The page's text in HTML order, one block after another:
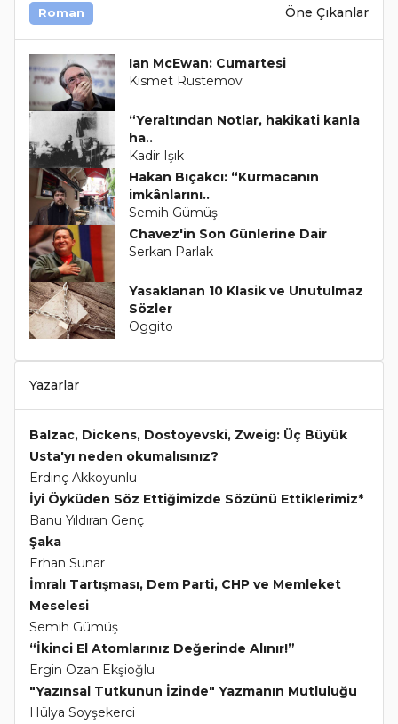
Roman Öne Çıkanlar
Ian McEwan: Cumartesi
Kısmet Rüstemov
“Yeraltından Notlar, hakikati kanla
ha..
Kadir Işık
Hakan Bıçakcı: “Kurmacanın
imkânlarını..
Semih Gümüş
Chavez'in Son Günlerine Dair
Serkan Parlak
Yasaklanan 10 Klasik ve Unutulmaz
Sözler
Oggito
Yazarlar
Balzac, Dickens, Dostoyevski, Zweig: Üç Büyük
Usta'yı neden okumalısınız?
Erdinç Akkoyunlu
İyi Öyküden Söz Ettiğimizde Sözünü Ettiklerimiz*
Banu Yıldıran Genç
Şaka
Erhan Sunar
İmralı Tartışması, Dem Parti, CHP ve Memleket
Meselesi
Semih Gümüş
“İkinci El Atomlarınız Değerinde Alınır!”
Ergin Ozan Ekşioğlu
"Yazınsal Tutkunun İzinde" Yazmanın Mutluluğu
Hülya Soyşekerci